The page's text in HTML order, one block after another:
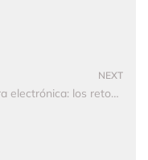
NEXT
Factura electrónica: los retos que aún quedan en el camino